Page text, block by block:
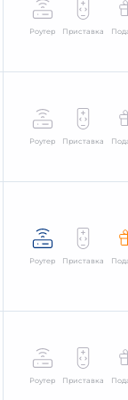
Роутер Приставка
Роутер Приставка
Роутер Приставка
Роутер Приставка